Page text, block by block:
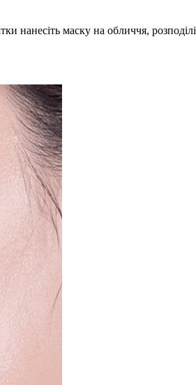
нанесіть маску на обличчя,